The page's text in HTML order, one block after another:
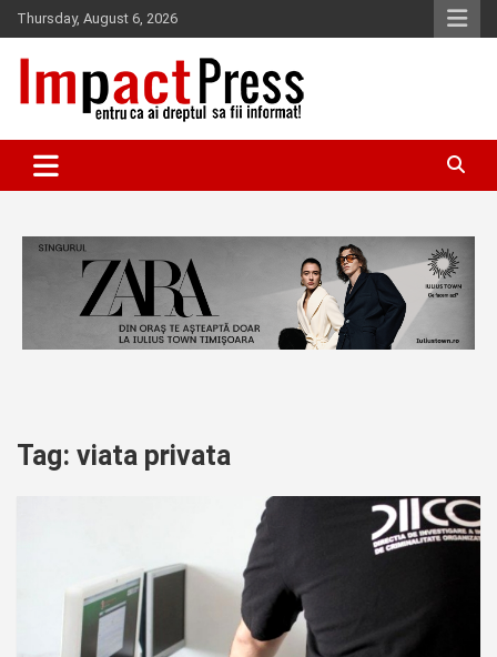
Skip
to
content
Thursday, August 6, 2026
IMPACTPRESS
Tag: viata privata